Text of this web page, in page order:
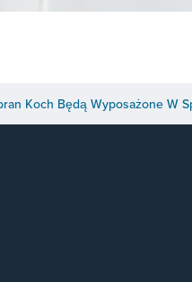
Koch Będą Wyposażone W